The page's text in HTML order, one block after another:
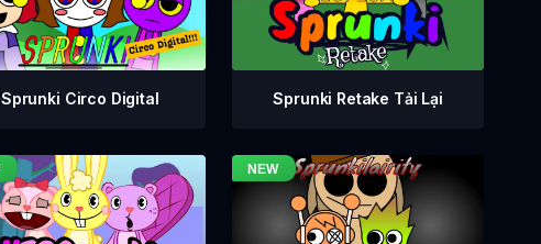
Sprunki Circo Digital Sprunki Retake Tải Lại